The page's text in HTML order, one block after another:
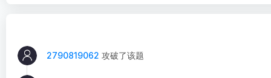
2790819062 攻破了该题